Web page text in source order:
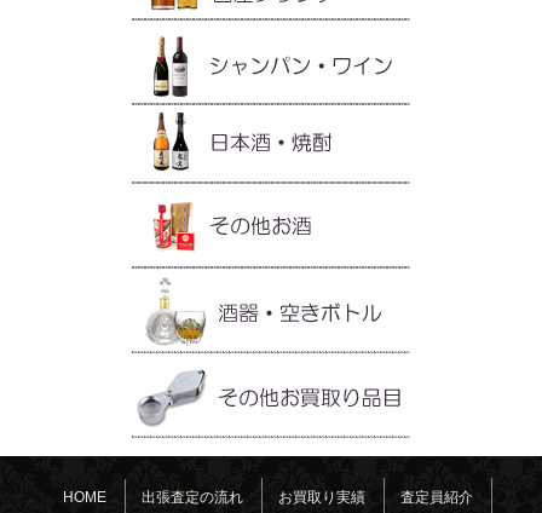
HOME 出張査定の流れ お買取り実績 査定員紹介